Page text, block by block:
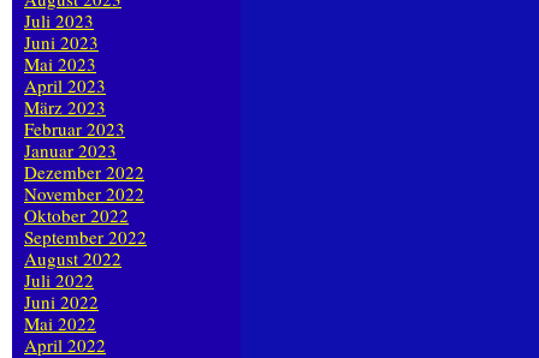
Juli 2023
Juni 2023
Mai 2023
April 2023
März 2023
Februar 2023
Januar 2023
Dezember 2022
November 2022
Oktober 2022
September 2022
August 2022
Juli 2022
Juni 2022
Mai 2022
April 2022